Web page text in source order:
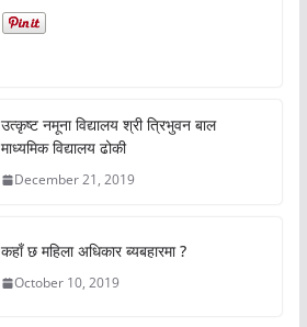
उत्कृष्ट नमूना विद्यालय श्री त्रिभुवन बाल
माध्यमिक विद्यालय ढोकी
December 21, 2019
कहाँ छ महिला अधिकार ब्यबहारमा ?
October 10, 2019